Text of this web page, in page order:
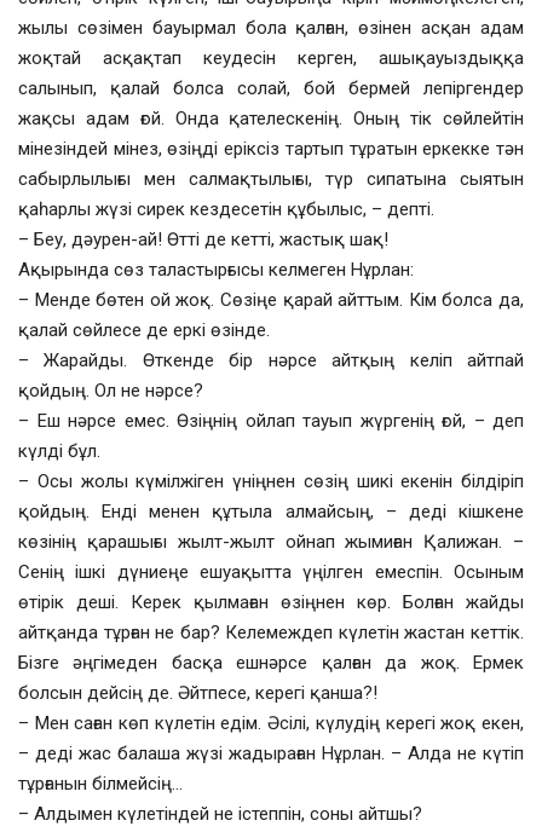
жылы сөзімен бауырмал бола қалған, өзінен асқан адам
жоқтай асқақтап кеудесін керген, ашықауыздыққа
салынып, қалай болса солай, бой бермей лепіргендер
жақсы адам ғой. Онда қателескенің. Оның тік сөйлейтін
мінезіндей мінез, өзіңді еріксіз тартып тұратын еркекке тән
сабырлылығы мен салмақтылығы, түр сипатына сыятын
қаһарлы жүзі сирек кездесетін құбылыс, – депті.
– Беу, дәурен-ай! Өтті де кетті, жастық шақ!
Ақырында сөз таластырғысы келмеген Нұрлан:
– Менде бөтен ой жоқ. Сөзіңе қарай айттым. Кім болса да,
қалай сөйлесе де еркі өзінде.
– Жарайды. Өткенде бір нәрсе айтқың келіп айтпай
қойдың. Ол не нәрсе?
– Еш нәрсе емес. Өзіңнің ойлап тауып жүргенің ғой, – деп
күлді бұл.
– Осы жолы күмілжіген үніңнен сөзің шикі екенін білдіріп
қойдың. Енді менен құтыла алмайсың, – деді кішкене
көзінің қарашығы жылт-жылт ойнап жымиған Қалижан. –
Сенің ішкі дүниеңе ешуақытта үңілген емеспін. Осыным
өтірік деші. Керек қылмаған өзіңнен көр. Болған жайды
айтқанда тұрған не бар? Келемеждеп күлетін жастан кеттік.
Бізге әңгімеден басқа ешнәрсе қалған да жоқ. Ермек
болсын дейсің де. Әйтпесе, керегі қанша?!
– Мен саған көп күлетін едім. Әсілі, күлудің керегі жоқ екен,
– деді жас балаша жүзі жадыраған Нұрлан. – Алда не күтіп
тұрғанын білмейсің…
– Алдымен күлетіндей не істеппін, соны айтшы?